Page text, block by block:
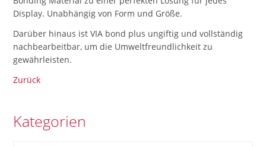
Display. Unabhängig von Form und Größe.
Darüber hinaus ist VIA bond plus ungiftig und vollständig
nachbearbeitbar, um die Umweltfreundlichkeit zu
gewährleisten.
Zurück
Kategorien